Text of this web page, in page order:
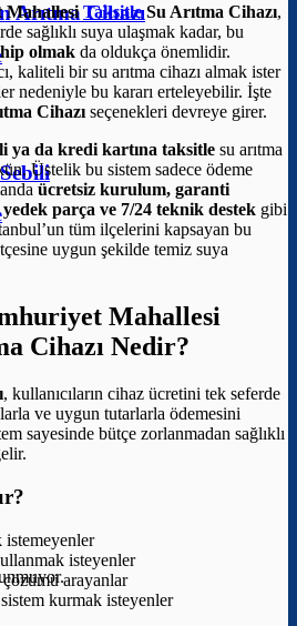
Arıtma Cihazı
MahallesiTaksitleSu Arıtma Cihazı,
sağlıklı suya ulaşmak kadar, bu
olmak da oldukça önemlidir.
kaliteli bir su arıtma cihazı almak ister
nedeniyle bu kararı erteleyebilir. İşte
Cihazıseçenekleri devreye girer.
ya da kredi kartına taksitle su arıtma
Üstelik bu sistem sadece ödeme
ücretsiz kurulum, garanti
parça ve 7/24 teknik destek gibi
tüm ilçelerini kapsayan bu
uygun şekilde temiz suya
Mahallesi
Cihazı Nedir?
, kullanıcıların cihaz ücretini tek seferde
ve uygun tutarlarla ödemesini
sayesinde bütçe zorlanmadan sağlıklı
istemeyenler
isteyenler
arayanlar
kurmak isteyenler